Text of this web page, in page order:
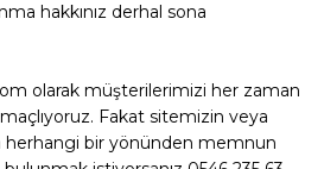
hakkınız derhal sona
olarak müşterilerimizi her zaman
Fakat sitemizin veya
bir yönünden memnun